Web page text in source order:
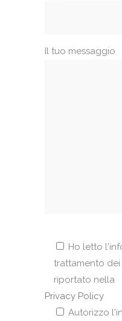
Il tuo messaggio
Ho letto
trattamento
riportato nella
Privacy Policy
Autorizzo